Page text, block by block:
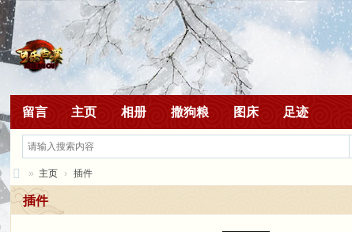
留言 主页 相册 撒狗粮 图床 足迹
白
» 主页 › 插件
插件